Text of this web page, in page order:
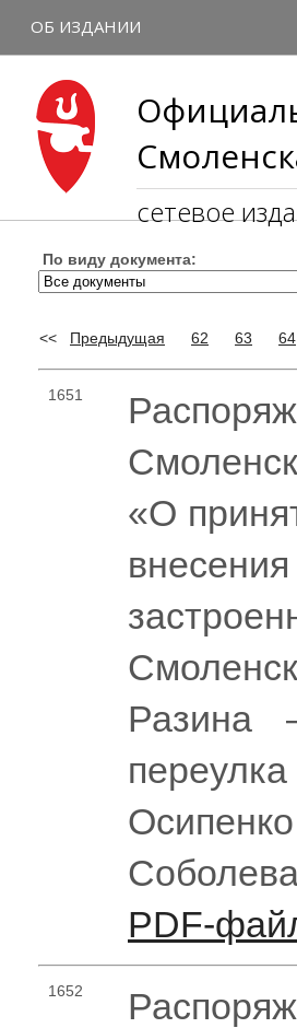
сетевое
ОБ ИЗДАНИИ
По виду документа:
<< Предыдущая 62 63 64
1651
«О
Разина
PDF-
1652